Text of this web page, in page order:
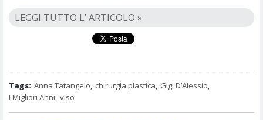
LEGGI TUTTO L’ ARTICOLO »
Tags: Anna Tatangelo chirurgia plastica Gigi D’Alessio
I Migliori Anni viso